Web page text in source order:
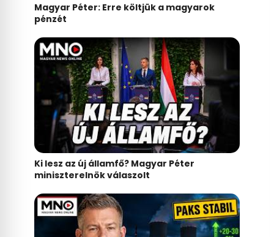
Magyar Péter: Erre költjük a magyarok
pénzét
Ki lesz az új államfő? Magyar Péter
miniszterelnök válaszolt